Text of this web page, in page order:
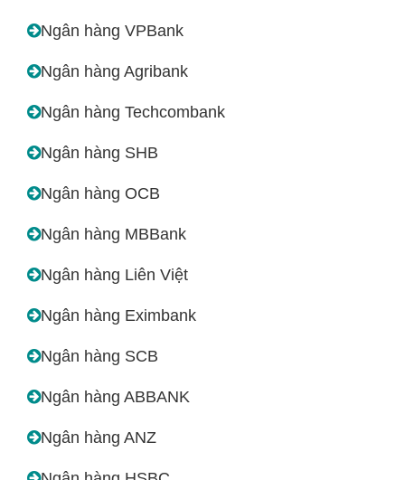
Ngân hàng VPBank
Ngân hàng Agribank
Ngân hàng Techcombank
Ngân hàng SHB
Ngân hàng OCB
Ngân hàng MBBank
Ngân hàng Liên Việt
Ngân hàng Eximbank
Ngân hàng SCB
Ngân hàng ABBANK
Ngân hàng ANZ